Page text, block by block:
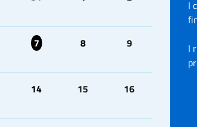
7 8 9
14 15 16
I
I